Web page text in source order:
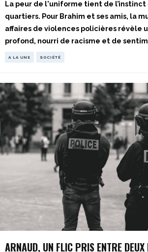
La peur de l'uniforme tient de l’instinct
quartiers. Pour Brahim et ses amis, la
affaires de violences policières révèle
profond, nourri de racisme et de
A LA UNE SOCIÉTÉ
ARNAUD, UN FLIC PRIS ENTRE DEUX